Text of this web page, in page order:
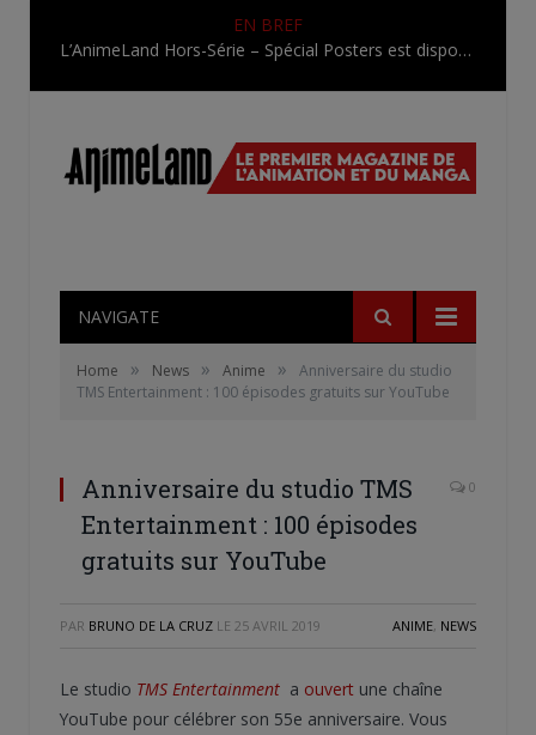
EN BREF
L’AnimeLand Hors-Série – Spécial Posters est disponible !
NAVIGATE
Home » News » Anime »
Anniversaire du studio
TMS Entertainment : 100 épisodes gratuits sur YouTube
Anniversaire du studio TMS
Entertainment : 100 épisodes
gratuits sur YouTube
0
PAR BRUNO DE LA CRUZ LE 25 AVRIL 2019 ANIME, NEWS
Le studio TMS Entertainment a ouvert une chaîne
YouTube pour célébrer son 55e anniversaire. Vous